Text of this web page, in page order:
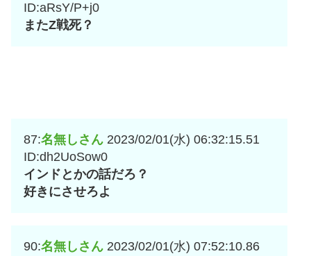
ID:aRsY/P+j0
またZ戦死？
87:名無しさん 2023/02/01(水) 06:32:15.51
ID:dh2UoSow0
インドとかの話だろ？
好きにさせろよ
90:名無しさん 2023/02/01(水) 07:52:10.86